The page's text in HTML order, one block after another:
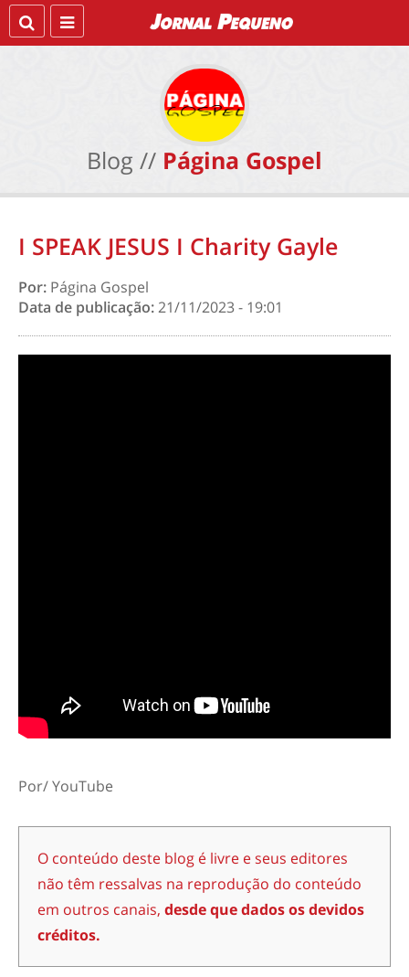
Blog // Página Gospel
I SPEAK JESUS I Charity Gayle
Por: Página Gospel
Data de publicação:21/11/2023 - 19:01
Por/ YouTube
O conteúdo deste blog é livre e seus editores
não têm ressalvas na reprodução do conteúdo
em outros canais, desde que dados os devidos
créditos.